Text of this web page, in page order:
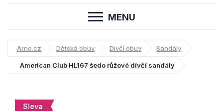
MENU
Arno.cz Dětská obuv Dívčí obuv Sandály
American Club HL167 šedo růžové dívčí sandály
Sleva